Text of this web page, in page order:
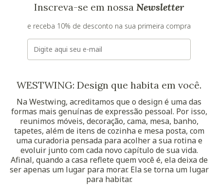
Inscreva-se em nossa Newsletter
e receba 10% de desconto na sua primeira compra
E-mail
WESTWING: Design que habita em você.
Na Westwing, acreditamos que o design é uma das
formas mais genuínas de expressão pessoal. Por isso,
reunimos móveis, decoração, cama, mesa, banho,
tapetes, além de itens de cozinha e mesa posta, com
uma curadoria pensada para acolher a sua rotina e
evoluir junto com cada novo capítulo de sua vida.
Afinal, quando a casa reflete quem você é, ela deixa de
ser apenas um lugar para morar. Ela se torna um lugar
para habitar.